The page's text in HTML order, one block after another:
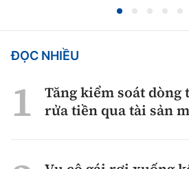
ĐỌC NHIỀU
Tăng kiểm soát
rửa tiền qua tài sản